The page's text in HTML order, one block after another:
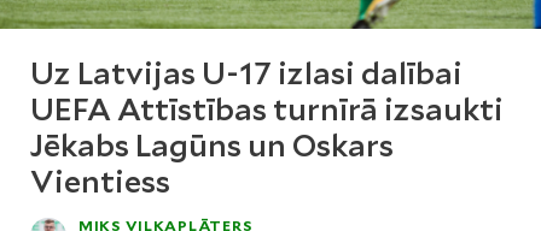
Uz Latvijas U-17 izlasi dalībai
UEFA Attīstības turnīrā izsaukti
Jēkabs Lagūns un Oskars
Vientiess
MIKS VILKAPLĀTERS